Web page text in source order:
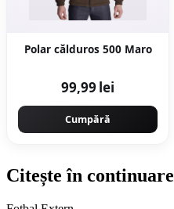
Polar călduros 500 Maro
99,99 lei
Cumpără
Citește în continuare